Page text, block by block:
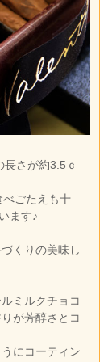
長さが約3.5ｃ
ごたえも十
ます♪
くりの美味し
ミルクチョコ
が芳醇さとコ
にコーティン